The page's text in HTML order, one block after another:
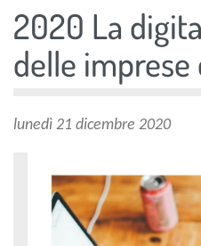
torna al menu di scelta rapida
2020 La
delle imprese
lunedì 21 dicembre 2020